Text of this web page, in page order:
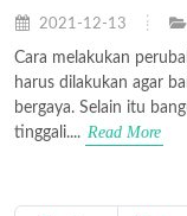
2021-12-13
Cara melakukan
harus dilakukan agar
bergaya. Selain itu
tinggali.... Read More